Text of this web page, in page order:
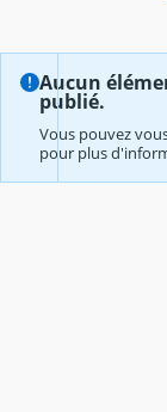
Aucun
publié.
Vous pouvez
pour plus